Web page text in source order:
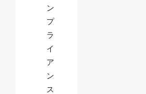
ン
プ
ラ
イ
ア
ン
ス